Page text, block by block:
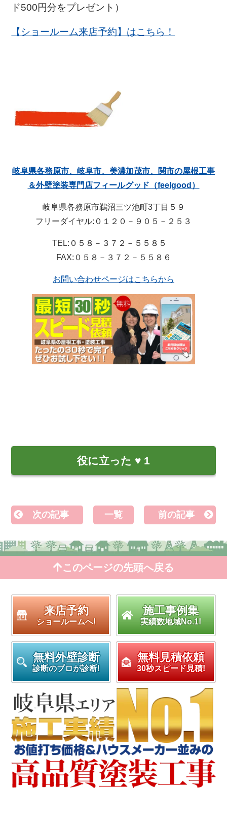
ド500円分をプレゼント）
【ショールーム来店予約】はこちら！
岐阜県各務原市、岐阜市、美濃加茂市、関市の屋根工事
＆外壁塗装専門店フィールグッド（feelgood）
岐阜県各務原市鵜沼三ツ池町3丁目５９
フリーダイヤル:０１２０－９０５－２５３
TEL:０５８－３７２－５５８５
FAX:０５８－３７２－５５８６
お問い合わせページはこちらから
役に立った ♥ 1
次の記事 一覧 前の記事
このページの先頭へ戻る
来店予約
ショールームへ!
施工事例集
実績数地域No.1!
無料外壁診断
診断のプロが診断!
無料見積依頼
30秒スピード見積!